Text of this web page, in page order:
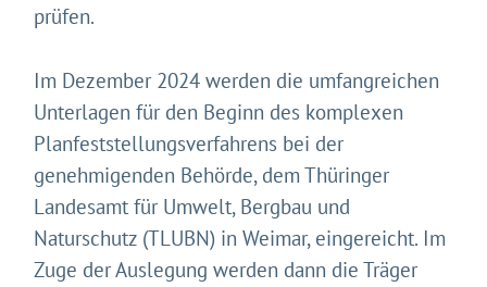
prüfen.
Im Dezember 2024 werden die umfangreichen
Unterlagen für den Beginn des komplexen
Planfeststellungsverfahrens bei der
genehmigenden Behörde, dem Thüringer
Landesamt für Umwelt, Bergbau und
Naturschutz (TLUBN) in Weimar, eingereicht. Im
Zuge der Auslegung werden dann die Träger